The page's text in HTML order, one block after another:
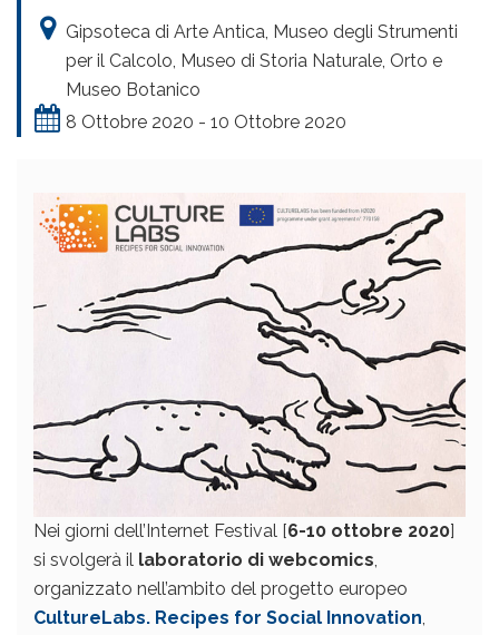
Gipsoteca di Arte Antica, Museo degli Strumenti
per il Calcolo, Museo di Storia Naturale, Orto e
Museo Botanico
8 Ottobre 2020 - 10 Ottobre 2020
Nei giorni dell’Internet Festival [6-10 ottobre 2020]
si svolgerà il laboratorio di webcomics,
organizzato nell’ambito del progetto europeo
CultureLabs. Recipes for Social Innovation,